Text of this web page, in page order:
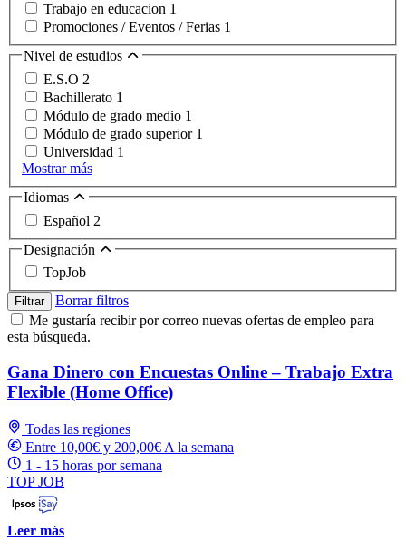
Trabajo en educacion 1
Promociones / Eventos / Ferias 1
Nivel de estudios
E.S.O 2
Bachillerato 1
Módulo de grado medio 1
Módulo de grado superior 1
Universidad 1
Mostrar más
Idiomas
Español 2
Designación
TopJob
Filtrar
Borrar filtros
Me gustaría recibir por correo nuevas ofertas de empleo para
esta búsqueda.
Gana Dinero con Encuestas Online – Trabajo Extra
Flexible (Home Office)
Todas las regiones
Entre 10,00€ y 200,00€ A la semana
1 - 15 horas por semana
TOP JOB
Leer más